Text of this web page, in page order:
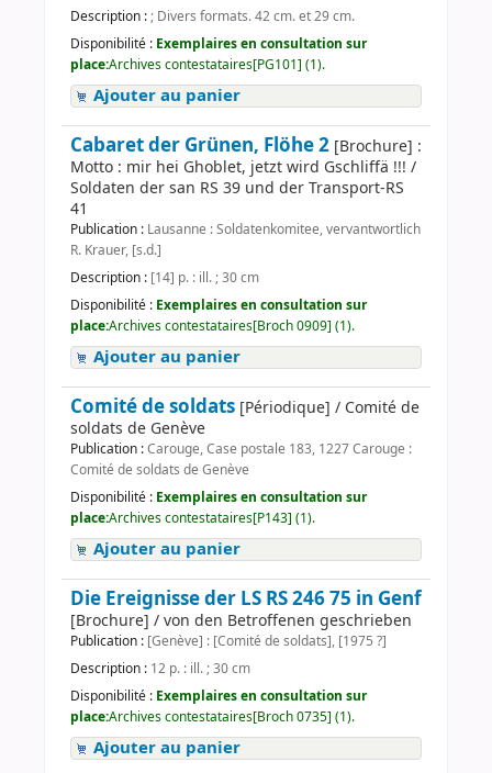
Description :; Divers formats. 42 cm. et 29 cm.
Disponibilité : Exemplaires en consultation sur
place:Archives contestataires[PG101] (1).
Ajouter au panier
Cabaret der Grünen, Flöhe 2 [Brochure] :
Motto : mir hei Ghoblet, jetzt wird Gschliffä !!! /
Soldaten der san RS 39 und der Transport-RS
41
Publication : Lausanne : Soldatenkomitee, vervantwortlich
R. Krauer, [s.d.]
Description : [14] p. : ill. ; 30 cm
Disponibilité : Exemplaires en consultation sur
place:Archives contestataires[Broch 0909] (1).
Ajouter au panier
Comité de soldats [Périodique] / Comité de
soldats de Genève
Publication :Carouge, Case postale 183, 1227 Carouge :
Comité de soldats de Genève
Disponibilité : Exemplaires en consultation sur
place:Archives contestataires[P143] (1).
Ajouter au panier
Die Ereignisse der LS RS 246 75 in Genf
[Brochure] / von den Betroffenen geschrieben
Publication : [Genève] : [Comité de soldats], [1975 ?]
Description : 12 p. : ill. ; 30 cm
Disponibilité : Exemplaires en consultation sur
place:Archives contestataires[Broch 0735] (1).
Ajouter au panier